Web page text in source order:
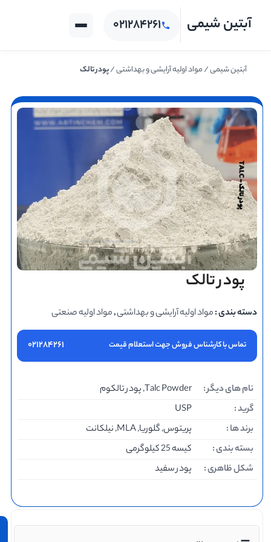
آبتین شیمی ۰۲۱۲۸۴۲۶۱
آبتین شیمی/مواد اولیه آرایشی و بهداشتی/پودر تالک
پودر تالک
دسته بندی :مواد اولیه آرایشی و بهداشتی,مواد اولیه صنعتی
تماس با کارشناس فروش جهت استعلام قیمت ۰۲۱۲۸۴۲۶۱
نام های دیگر :
Talc Powder, پودر تالکوم
گرید :
USP
برند ها :
پریتوس, گلوریا, MLA, نیلکانت
بسته بندی :
کیسه 25 کیلوگرمی
شکل ظاهری :
پودر سفید